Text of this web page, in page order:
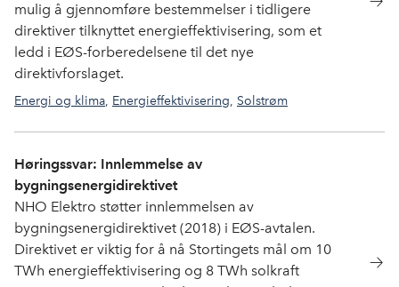
mulig å gjennomføre bestemmelser i tidligere
direktiver tilknyttet energieffektivisering, som et
ledd i EØS-forberedelsene til det nye
direktivforslaget.
Energi og klima, Energieffektivisering, Solstrøm
Høringssvar: Innlemmelse av
bygningsenergidirektivet
NHO Elektro støtter innlemmelsen av
bygningsenergidirektivet (2018) i EØS-avtalen.
Direktivet er viktig for å nå Stortingets mål om 10
TWh energieffektivisering og 8 TWh solkraft